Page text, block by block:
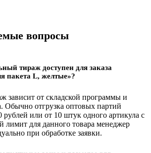
вопросы
тираж доступен для заказа
пакета L, желтые»?
зависит от складской программы и
Обычно отгрузка оптовых партий
рублей или от 10 штук одного артикула с
лимит для данного товара менеджер
при обработке заявки.